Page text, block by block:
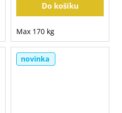
Do košíku
Max 170 kg
novinka